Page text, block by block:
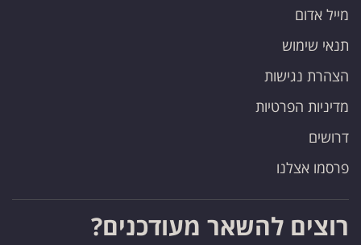
מייל אדום
תנאי שימוש
הצהרת נגישות
מדיניות הפרטיות
דרושים
פרסמו אצלנו
רוצים להשאר מעודכנים?